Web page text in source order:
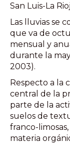
San Luis-La
Las lluvias se
que va de
mensual y
durante la
2003).
Respecto a la
central de la
parte de la
suelos de
franco-
materia